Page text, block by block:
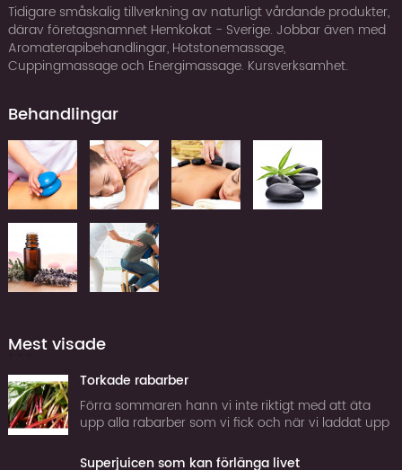
Tidigare småskalig tillverkning av naturligt vårdande produkter,
därav företagsnamnet Hemkokat - Sverige. Jobbar även med
Aromaterapibehandlingar, Hotstonemassage,
Cuppingmassage och Energimassage. Kursverksamhet.
Behandlingar
Mest visade
Torkade rabarber
Förra sommaren hann vi inte riktigt med att äta
upp alla rabarber som vi fick och när vi laddat upp
fundera på om man inte kan torka rabarber. Tor...
Superjuicen som kan förlänga livet